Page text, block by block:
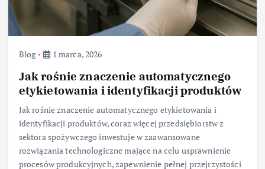
Blog 1 marca, 2026
Jak rośnie znaczenie automatycznego
etykietowania i identyfikacji produktów
Jak rośnie znaczenie automatycznego etykietowania i
identyfikacji produktów, coraz więcej przedsiębiorstw z
sektora spożywczego inwestuje w zaawansowane
rozwiązania technologiczne mające na celu usprawnienie
procesów produkcyjnych, zapewnienie pełnej przejrzystości